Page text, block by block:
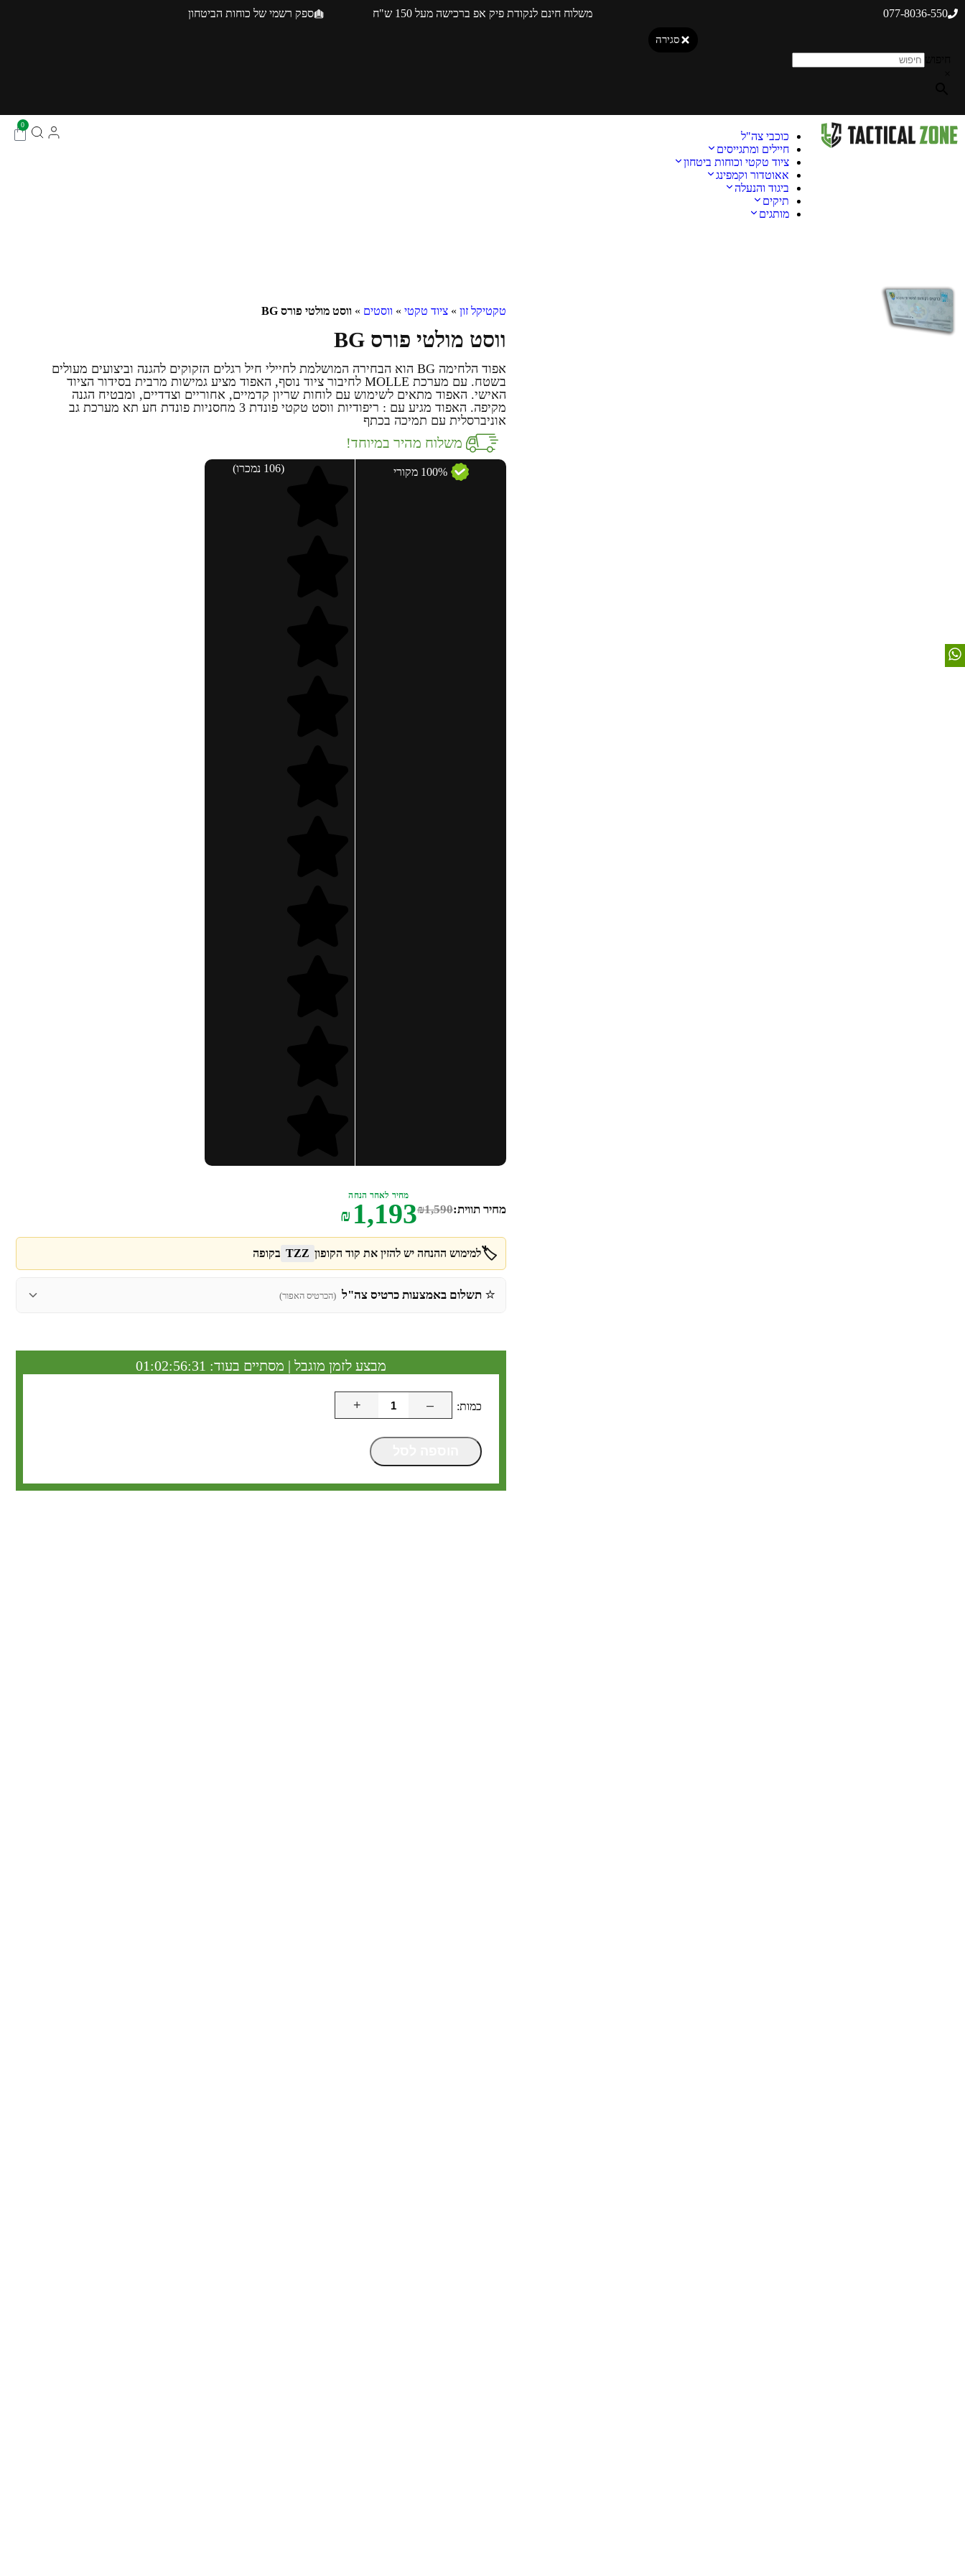
077-8036-550 משלוח חינם לנקודת פיק אפ ברכישה מעל 150 ש"ח ספק רשמי של כוחות הביטחון
סגירה
כוכבי צה"ל
חיילים ומתגייסים
ציוד טקטי וכוחות ביטחון
אאוטדור וקמפינג
ביגוד והנעלה
תיקים
מותגים
0
טקטיקל זון » ציוד טקטי » ווסטים » ווסט מולטי פורס BG
ווסט מולטי פורס BG
אפוד הלחימה BG הוא הבחירה המושלמת לחיילי חיל רגלים הזקוקים להגנה וביצועים מעולים
בשטח. עם מערכת MOLLE לחיבור ציוד נוסף, האפוד מציע גמישות מרבית בסידור הציוד
האישי. האפוד מתאים לשימוש עם לוחות שריון קדמיים, אחוריים וצדדיים, ומבטיח הגנה
מקיפה. האפוד מגיע עם : ריפודיות ווסט טקטי פונדת 3 מחסניות פונדת חע תא מערכת גב
אוניברסלית עם תמיכה בכתף
משלוח מהיר במיוחד!
100% מקורי (106 נמכרו)
מחיר תווית: ₪1,590
מחיר לאחר הנחה
₪ 1,193
🏷️למימוש ההנחה יש להזין את קוד הקופון TZZ בקופה
⭐ תשלום באמצעות כרטיס צה"ל (הכרטיס האפור)
מבצע לזמן מוגבל | מסתיים בעוד: 01:02:56:31
–
+